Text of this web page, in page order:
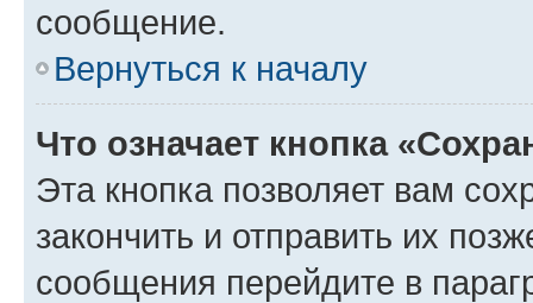
сообщение.
Вернуться к началу
Что означает кнопка
Эта кнопка позволяет вам
закончить и отправить их
сообщения перейдите в